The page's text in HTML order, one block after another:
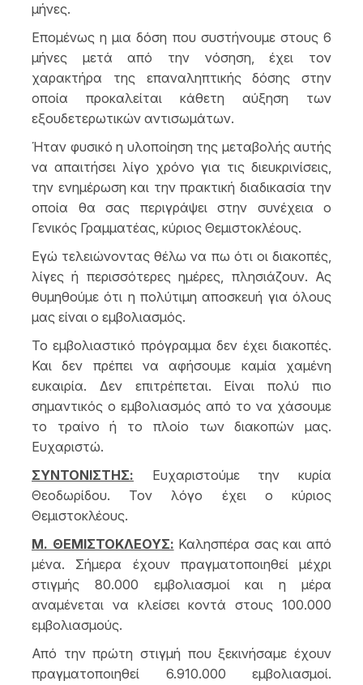
μήνες.
Επομένως η μια δόση που συστήνουμε στους 6
μήνες μετά από την νόσηση, έχει τον
χαρακτήρα της επαναληπτικής δόσης στην
οποία προκαλείται κάθετη αύξηση των
εξουδετερωτικών αντισωμάτων.
Ήταν φυσικό η υλοποίηση της μεταβολής αυτής
να απαιτήσει λίγο χρόνο για τις διευκρινίσεις,
την ενημέρωση και την πρακτική διαδικασία την
οποία θα σας περιγράψει στην συνέχεια ο
Γενικός Γραμματέας, κύριος Θεμιστοκλέους.
Εγώ τελειώνοντας θέλω να πω ότι οι διακοπές,
λίγες ή περισσότερες ημέρες, πλησιάζουν. Ας
θυμηθούμε ότι η πολύτιμη αποσκευή για όλους
μας είναι ο εμβολιασμός.
Το εμβολιαστικό πρόγραμμα δεν έχει διακοπές.
Και δεν πρέπει να αφήσουμε καμία χαμένη
ευκαιρία. Δεν επιτρέπεται. Είναι πολύ πιο
σημαντικός ο εμβολιασμός από το να χάσουμε
το τραίνο ή το πλοίο των διακοπών μας.
Ευχαριστώ.
ΣΥΝΤΟΝΙΣΤΗΣ: Ευχαριστούμε την κυρία
Θεοδωρίδου. Τον λόγο έχει ο κύριος
Θεμιστοκλέους.
Μ. ΘΕΜΙΣΤΟΚΛΕΟΥΣ: Καλησπέρα σας και από
μένα. Σήμερα έχουν πραγματοποιηθεί μέχρι
στιγμής 80.000 εμβολιασμοί και η μέρα
αναμένεται να κλείσει κοντά στους 100.000
εμβολιασμούς.
Από την πρώτη στιγμή που ξεκινήσαμε έχουν
πραγματοποιηθεί 6.910.000 εμβολιασμοί.